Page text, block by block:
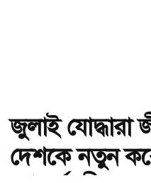
জুলাই যোদ্ধারা
দেশকে নতুন